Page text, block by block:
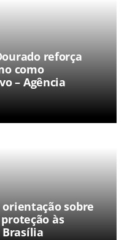
reforça
como
– Agência
sobre
às
Brasília